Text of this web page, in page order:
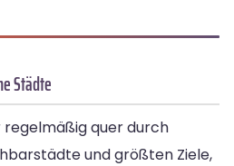
Städte
quer durch
und größten Ziele,